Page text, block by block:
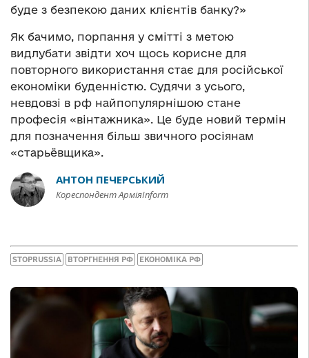
буде з безпекою даних клієнтів банку?»
Як бачимо, порпання у смітті з метою
видлубати звідти хоч щось корисне для
повторного використання стає для російської
економіки буденністю. Судячи з усього,
невдовзі в рф найпопулярнішою стане
професія «вінтажника». Це буде новий термін
для позначення більш звичного росіянам
«старьёвщика».
АНТОН ПЕЧЕРСЬКИЙ
Кореспондент АрміяInform
STOPRUSSIA ВТОРГНЕННЯ РФ ЕКОНОМІКА РФ